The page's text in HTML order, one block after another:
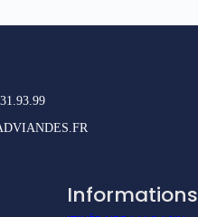
Informations